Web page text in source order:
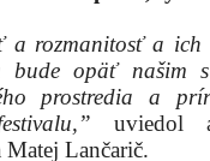
a rozmanitosť a ich
bude opäť našim
prostredia a
uviedol
Lančarič.